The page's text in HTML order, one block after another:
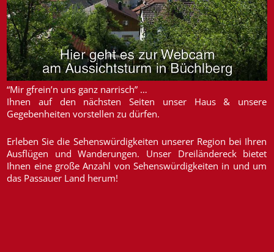
“Mir gfrein’n uns ganz narrisch” …
Ihnen auf den nächsten Seiten unser Haus & unsere
Gegebenheiten vorstellen zu dürfen.
Erleben Sie die Sehenswürdigkeiten unserer Region bei Ihren
Ausflügen und Wanderungen. Unser Dreiländereck bietet
Ihnen eine große Anzahl von Sehenswürdigkeiten in und um
das Passauer Land herum!